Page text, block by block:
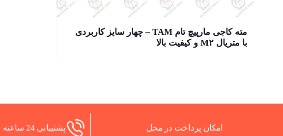
مته کاجی مارپیچ تام TAM – چهار سایز کاربردی
با متریال M۲ و کیفیت بالا
امکان پرداخت در محل پشتیبانی 24 ساعته